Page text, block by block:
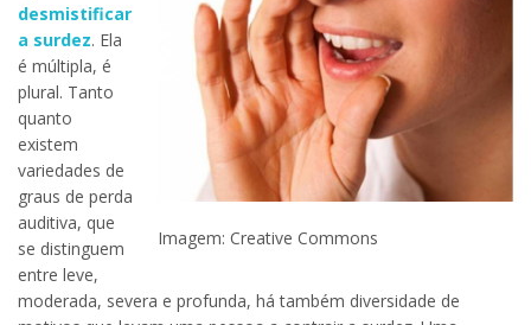
Imagem: Creative Commons
desmistificar
a surdez. Ela
é múltipla, é
plural. Tanto
quanto
existem
variedades de
graus de perda
auditiva, que
se distinguem
entre leve,
moderada, severa e profunda, há também diversidade de